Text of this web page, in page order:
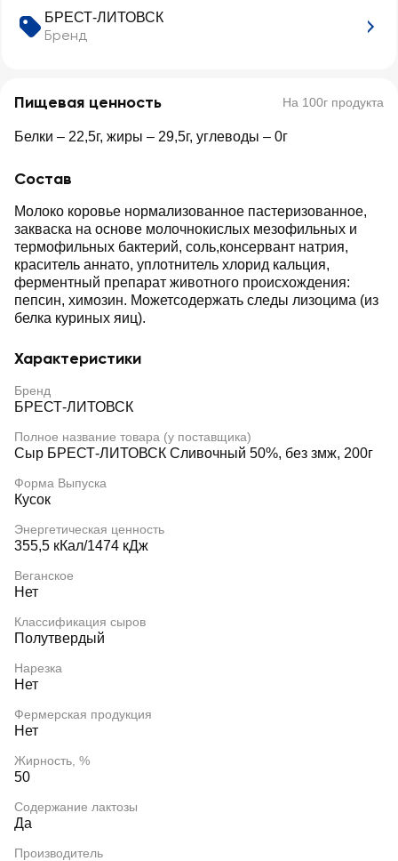
БРЕСТ-ЛИТОВСК
Бренд
Пищевая ценность На 100г продукта
Белки – 22,5г, жиры – 29,5г, углеводы – 0г
Состав
Молоко коровье нормализованное пастеризованное,
закваска на основе молочнокислых мезофильных и
термофильных бактерий, соль,консервант натрия,
краситель аннато, уплотнитель хлорид кальция,
ферментный препарат животного происхождения:
пепсин, химозин. Можетсодержать следы лизоцима (из
белка куриных яиц).
Характеристики
Бренд
БРЕСТ-ЛИТОВСК
Полное название товара (у поставщика)
Сыр БРЕСТ-ЛИТОВСК Сливочный 50%, без змж, 200г
Форма Выпуска
Кусок
Энергетическая ценность
355,5 кКал/1474 кДж
Веганское
Нет
Классификация сыров
Полутвердый
Нарезка
Нет
Фермерская продукция
Нет
Жирность, %
50
Содержание лактозы
Да
Производитель